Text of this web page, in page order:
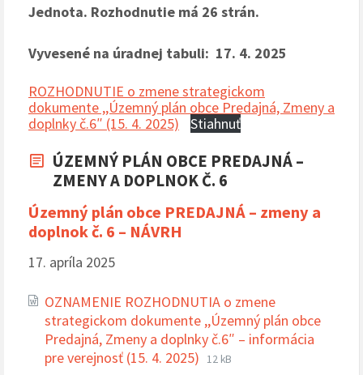
Jednota. Rozhodnutie má 26 strán.
Vyvesené na úradnej tabuli: 17. 4. 2025
ROZHODNUTIE o zmene strategickom
dokumente ,,Územný plán obce Predajná, Zmeny a
doplnky č.6″ (15. 4. 2025)
Stiahnuť
ÚZEMNÝ PLÁN OBCE PREDAJNÁ –
ZMENY A DOPLNOK Č. 6
Územný plán obce PREDAJNÁ – zmeny a
doplnok č. 6 – NÁVRH
17. apríla 2025
OZNAMENIE ROZHODNUTIA o zmene
strategickom dokumente ,,Územný plán obce
Predajná, Zmeny a doplnky č.6″ – informácia
pre verejnosť (15. 4. 2025) Prípona
Veľkosť
12 kB